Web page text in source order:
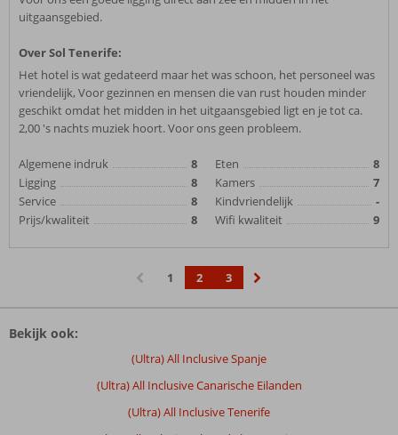
uitgaansgebied.
Over Sol Tenerife:
Het hotel is wat gedateerd maar het was schoon, het personeel was
vriendelijk, Voor gezinnen en mensen die van rust houden minder
geschikt omdat het midden in het uitgaansgebied ligt en je tot ca.
2,00 's nachts muziek hoort. Voor ons geen probleem.
Algemene indruk
8
Ligging
8
Service
8
Prijs/kwaliteit
8
Eten
8
Kamers
7
Kindvriendelijk
-
Wifi kwaliteit
9
1 2
3
Bekijk ook:
(Ultra) All Inclusive Spanje
(Ultra) All Inclusive Canarische Eilanden
(Ultra) All Inclusive Tenerife